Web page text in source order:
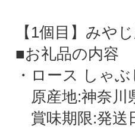
【1個目】みや
■お礼品の内容
・ロース しゃ
原産地:神奈川
賞味期限:発送